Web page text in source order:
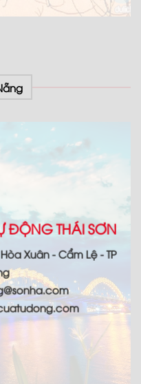
ĐỘNG THÁI SƠN
Xuân - Cẩm Lệ - TP